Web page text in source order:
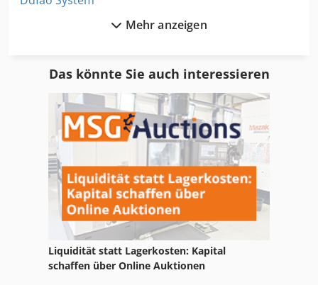
Dmg Ctx Alpha 300
Dmg Dmu 50
Dmg Ecomill 70
Dmg Hsc
Dmg Hsc 105
Fotogravur Maschine
Mehr anzeigen
Das könnte Sie auch interessieren
Liquidität statt Lagerkosten: Kapital
schaffen über Online Auktionen